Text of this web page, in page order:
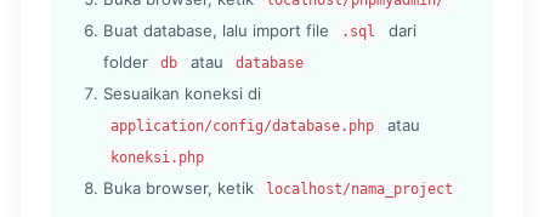
Buat database, lalu import file .sql
dari
folder
db atau database
Sesuaikan koneksi di
application/config/database.php atau
koneksi.php
Buka browser, ketik localhost/nama_project